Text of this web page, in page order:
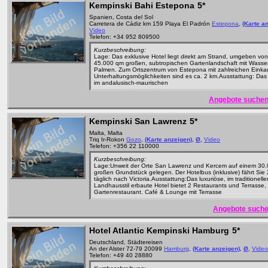
Kempinski Bahi Estepona 5*
Spanien, Costa del Sol
Carretera de Cádiz km 159 Playa El Padrón Estepona
(Karte
Video
Telefon: +34 952 809500
Kurzbeschreibung:
Lage: Das exklusive Hotel liegt direkt am Strand, umgeben
45.000 qm großen, subtropischen Gartenlandschaft mit
Palmen. Zum Ortszentrum von Estepona mit zahlreichen
Unterhaltungsmöglichkeiten sind es ca. 2 km.Ausstattung: Das
im andalusisch-maurischen
Angebote
Kempinski San Lawrenz 5*
Malta, Malta
Triq Ir-Rokon Gozo (Karte anzeigen) Ø Video
Telefon: +356 22 110000
Kurzbeschreibung:
Lage:Unweit der Orte San Lawrenz und Kercem auf einem
großen Grundstück gelegen. Der Hotelbus (inklusive) fährt Sie
täglich nach Victoria.Ausstattung:Das luxuriöse, im
Landhausstil erbaute Hotel bietet 2 Restaurants und Terrasse,
Gartenrestaurant. Café & Lounge mit Terrasse
Angebote
Hotel Atlantic Kempinski Hamburg 5*
Deutschland, Städtereisen
An der Alster 72-79 20099 Hamburg (Karte anzeigen) Ø Video
Telefon: +49 40 28880